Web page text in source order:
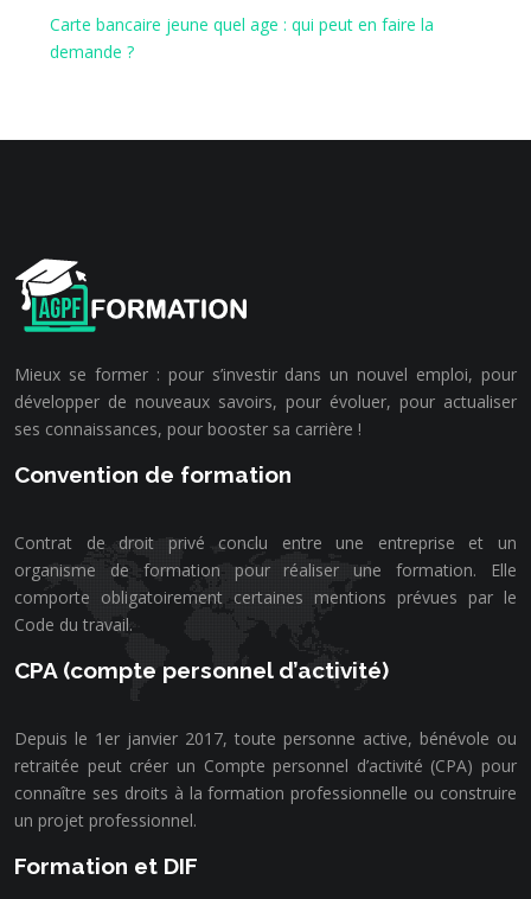
Carte bancaire jeune quel age : qui peut en faire la
demande ?
Mieux se former : pour s’investir dans un nouvel emploi, pour
développer de nouveaux savoirs, pour évoluer, pour actualiser
ses connaissances, pour booster sa carrière !
Convention de formation
Contrat de droit privé conclu entre une entreprise et un
organisme de formation pour réaliser une formation. Elle
comporte obligatoirement certaines mentions prévues par le
Code du travail.
CPA (compte personnel d’activité)
Depuis le 1er janvier 2017, toute personne active, bénévole ou
retraitée peut créer un Compte personnel d’activité (CPA) pour
connaître ses droits à la formation professionnelle ou construire
un projet professionnel.
Formation et DIF